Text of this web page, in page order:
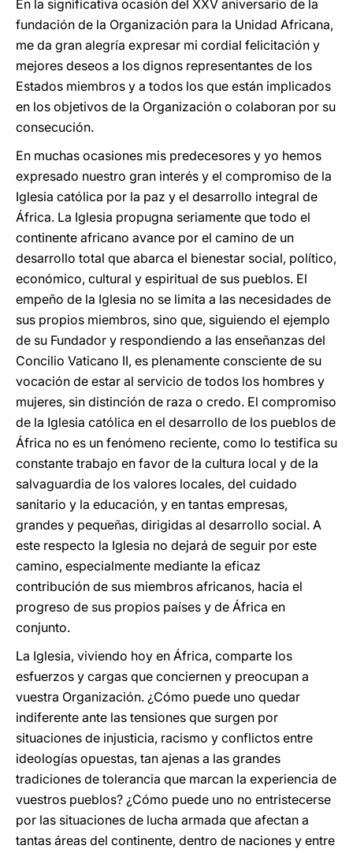
En la significativa ocasión del XXV aniversario de la
fundación de la Organización para la Unidad Africana,
me da gran alegría expresar mi cordial felicitación y
mejores deseos a los dignos representantes de los
Estados miembros y a todos los que están implicados
en los objetivos de la Organización o colaboran por su
consecución.
En muchas ocasiones mis predecesores y yo hemos
expresado nuestro gran interés y el compromiso de la
Iglesia católica por la paz y el desarrollo integral de
África. La Iglesia propugna seriamente que todo el
continente africano avance por el camino de un
desarrollo total que abarca el bienestar social, político,
económico, cultural y espiritual de sus pueblos. El
empeño de la Iglesia no se limita a las necesidades de
sus propios miembros, sino que, siguiendo el ejemplo
de su Fundador y respondiendo a las enseñanzas del
Concilio Vaticano II, es plenamente consciente de su
vocación de estar al servicio de todos los hombres y
mujeres, sin distinción de raza o credo. El compromiso
de la Iglesia católica en el desarrollo de los pueblos de
África no es un fenómeno reciente, como lo testifica su
constante trabajo en favor de la cultura local y de la
salvaguardia de los valores locales, del cuidado
sanitario y la educación, y en tantas empresas,
grandes y pequeñas, dirigidas al desarrollo social. A
este respecto la Iglesia no dejará de seguir por este
camino, especialmente mediante la eficaz
contribución de sus miembros africanos, hacia el
progreso de sus propios países y de África en
conjunto.
La Iglesia, viviendo hoy en África, comparte los
esfuerzos y cargas que conciernen y preocupan a
vuestra Organización. ¿Cómo puede uno quedar
indiferente ante las tensiones que surgen por
situaciones de injusticia, racismo y conflictos entre
ideologías opuestas, tan ajenas a las grandes
tradiciones de tolerancia que marcan la experiencia de
vuestros pueblos? ¿Cómo puede uno no entristecerse
por las situaciones de lucha armada que afectan a
tantas áreas del continente, dentro de naciones y entre